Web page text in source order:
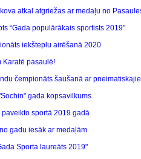
atkal atgriežas ar medaļu no
“Gada populārākais sportists 2019”
iekšteplu airēšanā 2020
Karatē pasaulē!
čempionāts šaušanā ar
gada kopsavilkums
paveikto sportā 2019.gadā
gadu iesāk ar medaļām
Sporta laureāts 2019"